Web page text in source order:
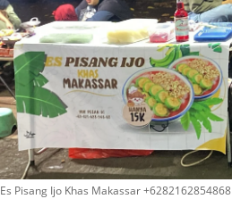
Es Pisang Ijo Khas Makassar +6282162854868